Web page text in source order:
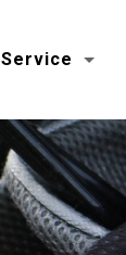
Service